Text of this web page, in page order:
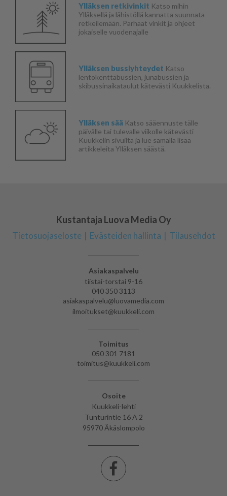
Ylläksen retkivinkit Katso mihin
Ylläksellä ja lähistöllä kannatta suunnata
retkeilemään. Parhaat vinkit ja ohjeet
jokaiselle vuodenajalle
Ylläksen bussiyhteydet Katso
lentokenttäbussien, junabussien ja
skibussinaikataulut kätevästi Kuukkelista.
Ylläksen sää Katso sääennuste tälle
päivälle tai tulevalle viikolle kätevästi
Kuukkelin sivuilta ja lue samalla lisää
artikkeleita Ylläksen säästä.
Kustantaja Luova Media Oy
Tietosuojaseloste Evästeiden hallinta Tilausehdot
Asiakaspalvelu
tiistai-torstai 9-16
040 350 3113
asiakaspalvelu@luovamedia.com
ilmoitukset@kuukkeli.com
Toimitus
050 301 7181
toimitus@kuukkeli.com
Osoite
Kuukkeli-lehti
Tunturintie 16 A 2
95970 Äkäslompolo